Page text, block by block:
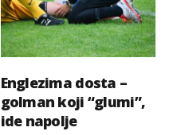
Englezima dosta –
golman koji “glumi”,
ide napolje